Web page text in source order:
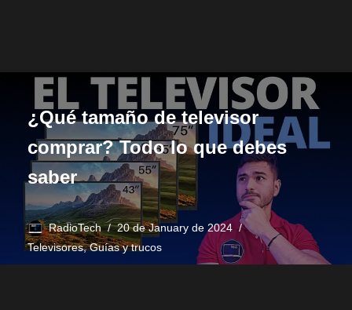
¿Qué tamaño de televisor
comprar? Todo lo que debes
saber
RadioTech
20 de January de 2024
Televisores,Guías y trucos